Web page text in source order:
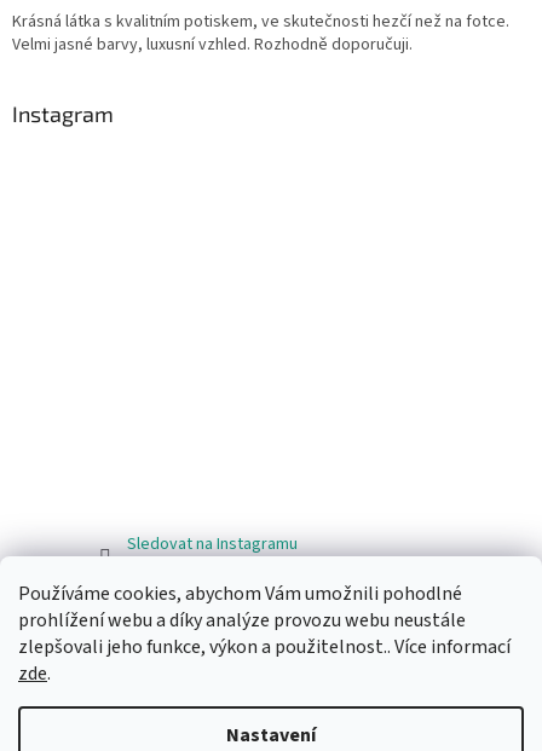
Používáme cookies, abychom Vám umožnili pohodlné
prohlížení webu a díky analýze provozu webu neustále
zlepšovali jeho funkce, výkon a použitelnost.. Více informací
zde.
Nastavení
Krásná látka s kvalitním potiskem, ve skutečnosti hezčí než na fotce.
Velmi jasné barvy, luxusní vzhled. Rozhodně doporučuji.
Instagram
Sledovat na Instagramu
Facebook
Vytvořil Shoptet